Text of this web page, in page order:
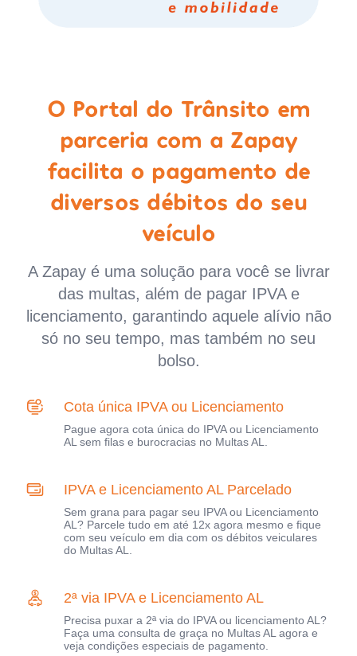
O Portal do Trânsito em
parceria com a Zapay
facilita o pagamento de
diversos débitos do seu
veículo
A Zapay é uma solução para você se livrar
das multas, além de pagar IPVA e
licenciamento, garantindo aquele alívio não
só no seu tempo, mas também no seu
bolso.
Cota única IPVA ou Licenciamento
Pague agora cota única do IPVA ou Licenciamento
AL sem filas e burocracias no Multas AL.
IPVA e Licenciamento AL Parcelado
Sem grana para pagar seu IPVA ou Licenciamento
AL? Parcele tudo em até 12x agora mesmo e fique
com seu veículo em dia com os débitos veiculares
do Multas AL.
2ª via IPVA e Licenciamento AL
Precisa puxar a 2ª via do IPVA ou licenciamento AL?
Faça uma consulta de graça no Multas AL agora e
veja condições especiais de pagamento.